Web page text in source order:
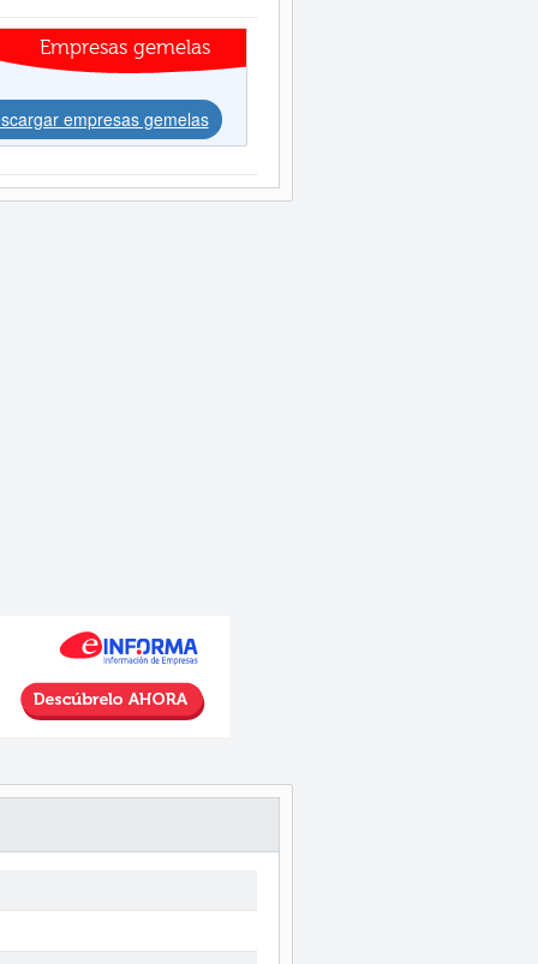
Empresas gemelas
empresas gemelas